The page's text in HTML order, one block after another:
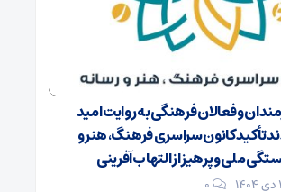
و فعالان فرهنگی به روایت امید
تأکید کانون سراسری فرهنگ، هنر و
ملی و پرهیز از التهاب‌آفرینی
0